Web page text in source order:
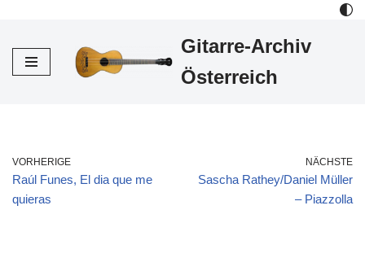
Inhalt
Gitarre-Archiv
Österreich
VORHERIGE
Raúl Funes, El dia que me
quieras
NÄCHSTE
Sascha Rathey/Daniel Müller
– Piazzolla